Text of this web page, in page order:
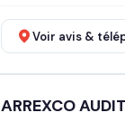
Voir avis &
ARREXCO